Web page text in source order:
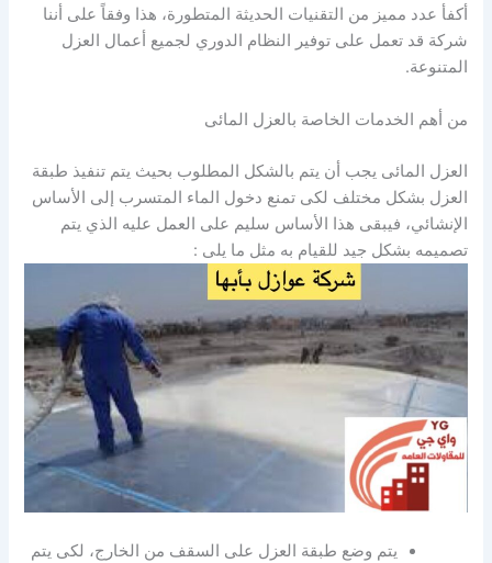
أكفأ عدد مميز من التقنيات الحديثة المتطورة، هذا وفقاً على أننا
شركة قد تعمل على توفير النظام الدوري لجميع أعمال العزل
المتنوعة.
من أهم الخدمات الخاصة بالعزل المائى
العزل المائى يجب أن يتم بالشكل المطلوب بحيث يتم تنفيذ طبقة
العزل بشكل مختلف لكى تمنع دخول الماء المتسرب إلى الأساس
الإنشائي، فيبقى هذا الأساس سليم على العمل عليه الذي يتم
تصميمه بشكل جيد للقيام به مثل ما يلى :
يتم وضع طبقة العزل على السقف من الخارج، لكى يتم